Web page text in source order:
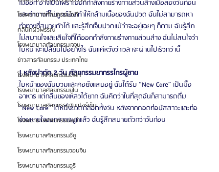
โรงพยาบาลศัลยกรรมไอดี
คลินิกผิวพรรณ
โรงพยาบาลศัลยกรรมเจจุน
ข่าวสารศัลยกรรม ประเทศไทย
โรงพยาบาลศัลยกรรมอีพิก
โรงพยาบาลศัลยกรรมยูโน
โรงพยาบาลศัลยกรรมวันเปอร์เซ็น
โรงพยาบาลศัลยกรรมเอบี
โรงพยาบาลศัลยกรรมอียู
โรงพยาบาลศัลยกรรมวอนจิน
โรงพยาบาลศัลยกรรมอูรี
ไม่ออก อาจเป็นเพราะออกกำลังกายร่างกายส่วนล่างเมื่อสองวันก่อน
และท่าทางที่ไม่ถูกต้อง ทำให้กล้ามเนื้อของฉันปวด ฉันไม่สามารถหา
ท่าทางที่สบายตัวได้ และรู้สึกเจ็บปวดแม้ว่าจะอยู่เฉยๆ ก็ตาม ฉันรู้สึก
ไม่สบายใจและเสียใจที่ได้ออกกำลังกายร่างกายส่วนล่าง ฉันไม่สนใจว่า
ใบหน้าจะเปลี่ยนไปอย่างไร ฉันแค่หวังว่าเวลาจะผ่านไปเร็วกว่านี้
| หลังผ่าตัด 2 วัน ศัลยกรรมขากรรไกรผู้ชาย
ใบหน้าของฉันบวมและคอยังแสบอยู่ ฉันได้รับ “New Care” เป็นมื้อ
อาหาร แต่กลืนของเหลวได้ยาก ฉันคิดว่าในที่สุดฉันก็สามารถดื่ม
“New Care” ได้หนึ่งขวดตลอดทั้งวัน หลังจากถอดท่อปัสสาวะและท่อ
ช่วยหายใจออกจากจมูกแล้ว ฉันรู้สึกสบายตัวกว่าวันก่อน